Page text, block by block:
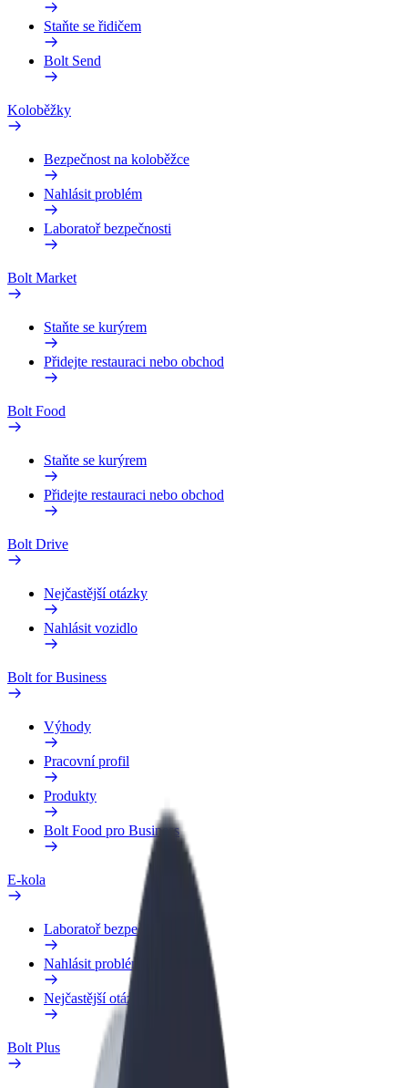
Staňte se řidičem
Bolt Send
Koloběžky
Bezpečnost na koloběžce
Nahlásit problém
Laboratoř bezpečnosti
Bolt Market
Staňte se kurýrem
Přidejte restauraci nebo obchod
Bolt Food
Staňte se kurýrem
Přidejte restauraci nebo obchod
Bolt Drive
Nejčastější otázky
Nahlásit vozidlo
Bolt for Business
Výhody
Pracovní profil
Produkty
Bolt Food pro Business
E-kola
Laboratoř bezpečnosti
Nahlásit problém
Nejčastější otázky
Bolt Plus